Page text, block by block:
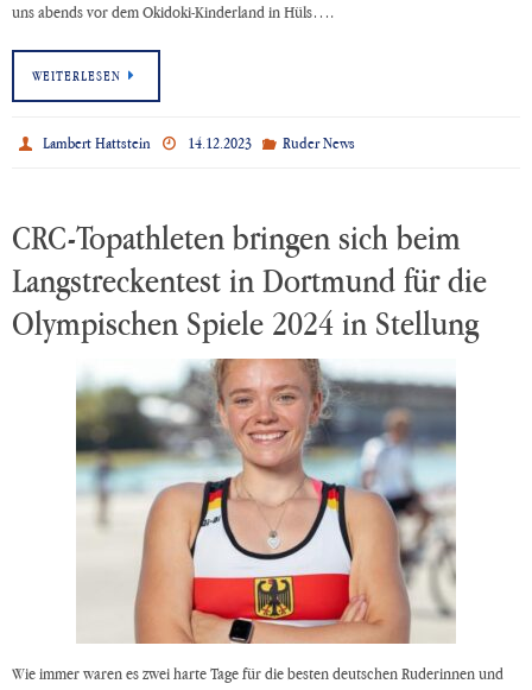
uns abends vor dem Okidoki-Kinderland in Hüls….
WEITERLESEN
Lambert Hattstein 14.12.2023 Ruder News
CRC-Topathleten bringen sich beim
Langstreckentest in Dortmund für die
Olympischen Spiele 2024 in Stellung
Wie immer waren es zwei harte Tage für die besten deutschen Ruderinnen und